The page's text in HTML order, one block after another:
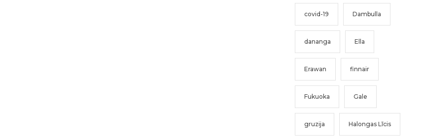
covid-19 Dambulla
dananga Ella
Erawan finnair
Fukuoka Gale
gruzija Halongas Līcis